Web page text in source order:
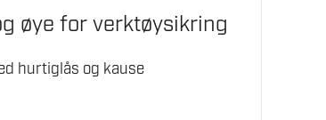
øye for verktøysikring
hurtiglås og kause